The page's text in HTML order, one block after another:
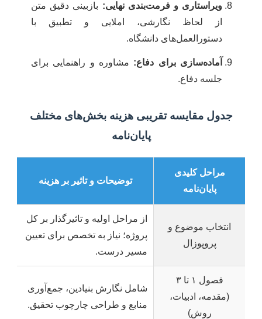
ویراستاری و فرمت‌بندی نهایی: بازبینی دقیق متن
از لحاظ نگارشی، املایی و تطبیق با
دستورالعمل‌های دانشگاه.
آماده‌سازی برای دفاع: مشاوره و راهنمایی برای
جلسه دفاع.
جدول مقایسه تقریبی هزینه بخش‌های مختلف
پایان‌نامه
مراحل کلیدی
پایان‌نامه
توضیحات و تاثیر بر هزینه
انتخاب موضوع و
پروپوزال
از مراحل اولیه و تاثیرگذار بر کل
پروژه؛ نیاز به تخصص برای تعیین
مسیر درست.
فصول ۱ تا ۳
(مقدمه، ادبیات،
روش)
شامل نگارش بنیادین، جمع‌آوری
منابع و طراحی چارچوب تحقیق.